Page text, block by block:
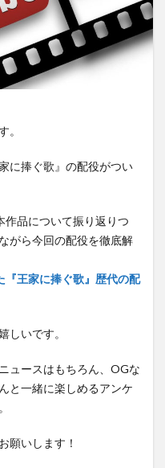
。
に捧ぐ歌』の配役がつい
品について振り返りつ
がら今回の配役を徹底解
『王家に捧ぐ歌』歴代の配
しいです。
ュースはもちろん、OGな
と一緒に楽しめるアンケ
お願いします！